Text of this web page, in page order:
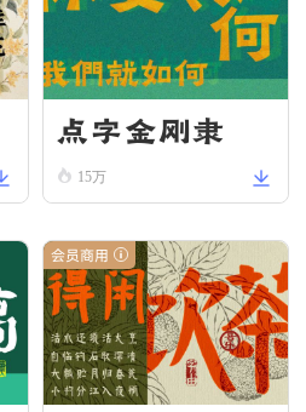
点字金刚隶
15万
会员商用